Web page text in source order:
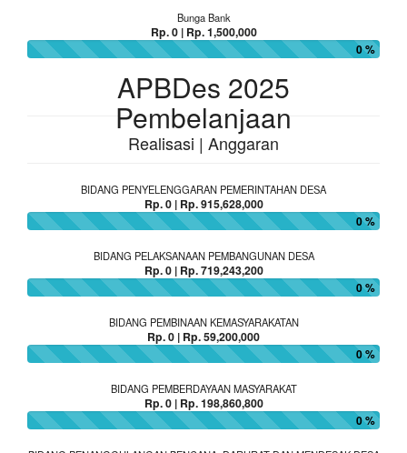
Bunga Bank
Rp. 0 | Rp. 1,500,000
0 %
APBDes 2025
Pembelanjaan
Realisasi | Anggaran
BIDANG PENYELENGGARAN PEMERINTAHAN DESA
Rp. 0 | Rp. 915,628,000
0 %
BIDANG PELAKSANAAN PEMBANGUNAN DESA
Rp. 0 | Rp. 719,243,200
0 %
BIDANG PEMBINAAN KEMASYARAKATAN
Rp. 0 | Rp. 59,200,000
0 %
BIDANG PEMBERDAYAAN MASYARAKAT
Rp. 0 | Rp. 198,860,800
0 %